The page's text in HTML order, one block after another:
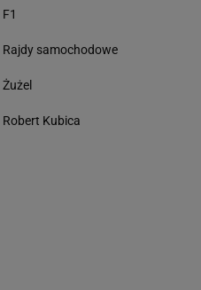
F1
Rajdy samochodowe
Żużel
Robert Kubica